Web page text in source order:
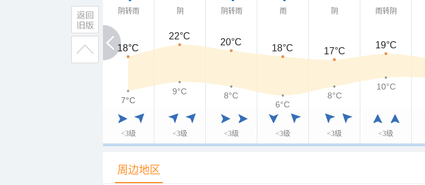
阴转雨
<3级
阴
<3级
阴转雨
<3级
雨
<3级
阴
<3级
雨转阴
<3级
18°C
18°C
22°C
20°C
18°C 17°C
19°C
7°C
7°C
9°C
8°C
6°C
8°C
10°C
周边地区